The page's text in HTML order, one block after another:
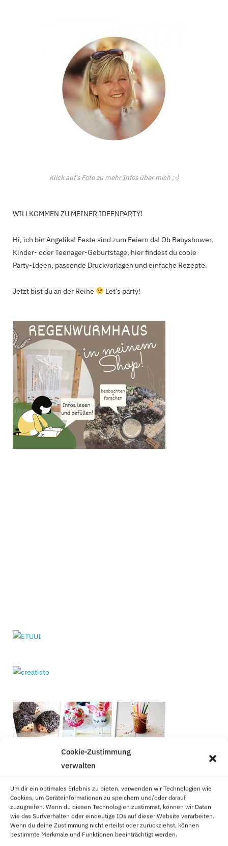
Cookie-Zustimmung
verwalten
Um dir ein optimales Erlebnis zu bieten, verwenden wir Technologien wie
Cookies, um Geräteinformationen zu speichern und/oder darauf
zuzugreifen. Wenn du diesen Technologien zustimmst, können wir Daten
wie das Surfverhalten oder eindeutige IDs auf dieser Website verarbeiten.
Wenn du deine Zustimmung nicht erteilst oder zurückziehst, können
bestimmte Merkmale und Funktionen beeinträchtigt werden.
Klick auf's Foto zu mehr Infos über mich ;-)
WILLKOMMEN ZU MEINER IDEENPARTY!
Hi, ich bin Angelika! Feste sind zum Feiern da! Ob Babyshower,
Kinder- oder Teenager-Geburtstage, hier findest du coole
Party-Ideen, passende Druckvorlagen und einfache Rezepte.
Jetzt bist du an der Reihe Let’s party!